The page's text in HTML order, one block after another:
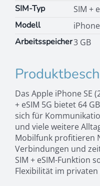
SIM-Typ
SIM +
Modell
Arbeitsspeicher3 GB
Das Apple iPhone SE
+ eSIM 5G bietet 64
sich für
und viele weitere
Mobilfunk profitieren
Verbindungen und
SIM + eSIM-Funktion
Flexibilität im